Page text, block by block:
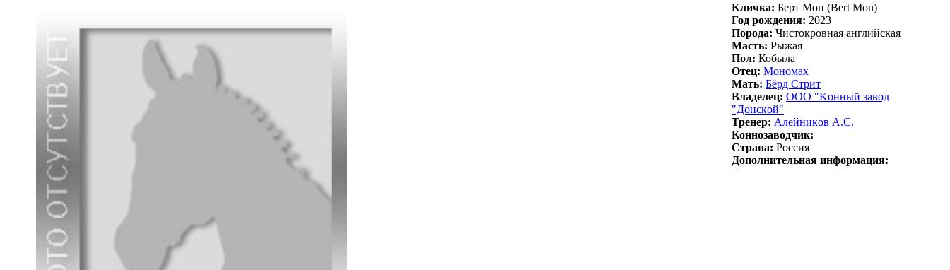
Кличка: Беpт Мон (Bert Mon)
Год рождения: 2023
Порода: Чистокровная английская
Масть: Рыжая
Пол: Кобыла
Отец: Мономах
Мать: Бёрд Cтрит
Владелец: ООО "Koнный зaвoд
"Дoнcкoй"
Тренер: Алейникoв А.C.
Коннозаводчик:
Страна: Россия
Дополнительная информация: